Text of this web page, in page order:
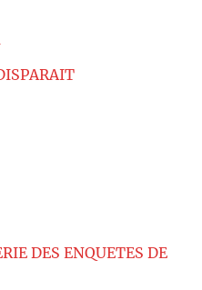
DES ENQUETES DE